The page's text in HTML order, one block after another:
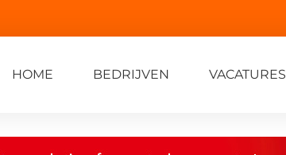
HOME BEDRIJVEN VACATURES